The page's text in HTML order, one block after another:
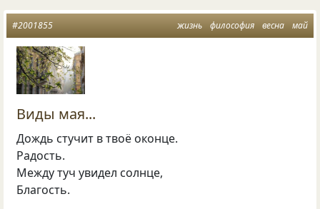
жизнь философия весна май
#2001855
Виды мая...
Дождь стучит в твоё оконце.
Радость.
Между туч увидел солнце,
Благость.